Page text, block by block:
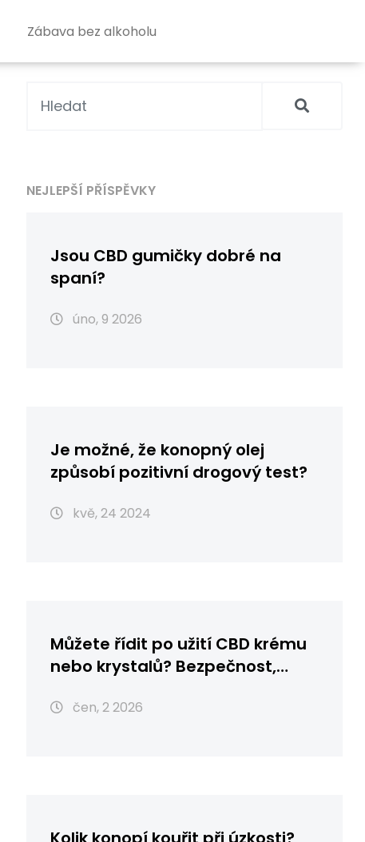
Zábava bez alkoholu
NEJLEPŠÍ PŘÍSPĚVKY
Jsou CBD gumičky dobré na
spaní?
úno, 9 2026
Je možné, že konopný olej
způsobí pozitivní drogový test?
kvě, 24 2024
Můžete řídit po užití CBD krému
nebo krystalů? Bezpečnost,
čen, 2 2026